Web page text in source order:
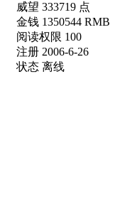
威望 333719 点
金钱 1350544 RMB
阅读权限 100
注册 2006-6-26
状态 离线